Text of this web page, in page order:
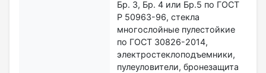
Бр. 3, Бр. 4 или Бр.5 по ГОСТ
Р 50963-96, стекла
многослойные пулестойкие
по ГОСТ 30826-2014,
электростеклоподъемники,
пулеуловители, бронезащита